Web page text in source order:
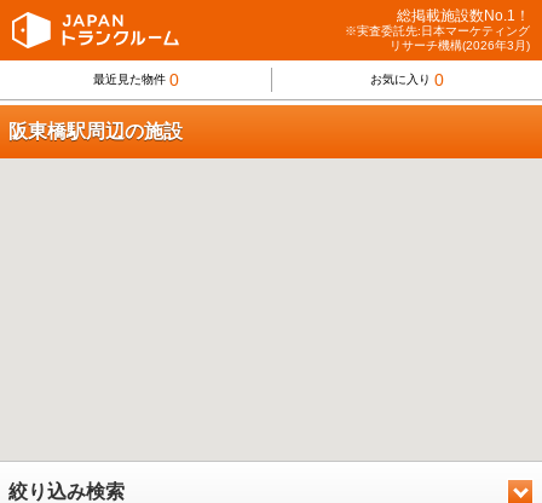
総掲載施設数No.1！
※実査委託先:日本マーケティング
リサーチ機構(2026年3月)
最近見た物件 0 お気に入り 0
阪東橋駅周辺の施設
絞り込み検索